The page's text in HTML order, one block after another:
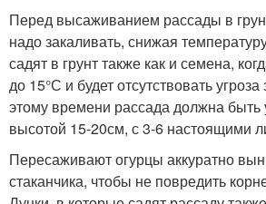
Перед высаживанием рассады в
надо закаливать, снижая
садят в грунт также как и семена,
до 15°С и будет отсутствовать
этому времени рассада должна быть
высотой 15-20см, с 3-6 настоящими
Пересаживают огурцы аккуратно
стаканчика, чтобы не повредить